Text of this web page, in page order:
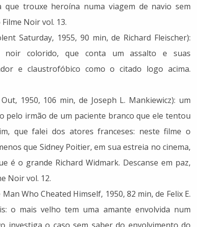
trouxe heroína numa viagem de navio sem
Noir vol. 13.
Saturday, 1955, 90 min, de Richard Fleischer):
noir colorido, que conta um assalto e suas
e claustrofóbico como o citado logo acima.
1950, 106 min, de Joseph L. Mankiewicz): um
pelo irmão de um paciente branco que ele tentou
que falei dos atores franceses: neste filme o
que Sidney Poitier, em sua estreia no cinema,
é o grande Richard Widmark. Descanse em paz,
Noir vol. 12.
Who Cheated Himself, 1950, 82 min, de Felix E.
o mais velho tem uma amante envolvida num